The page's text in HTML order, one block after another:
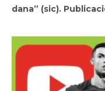
dana” (sic).